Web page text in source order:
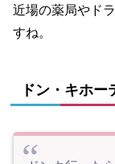
近場の薬局やド
すね。
ドン・キホー